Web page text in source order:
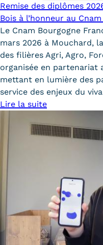
Modalités
Tarifs
Modalités
Infos entreprises
Former ses
Accueillir
Taxe
Être
Infos partenaires
Liste des
Remise des diplômes
Bois à l’honneur au Cnam
Le Cnam Bourgogne
mars 2026 à Mouchard,
des filières Agri, Agro,
organisée en partenariat
mettant en lumière des
service des enjeux du
Lire la suite